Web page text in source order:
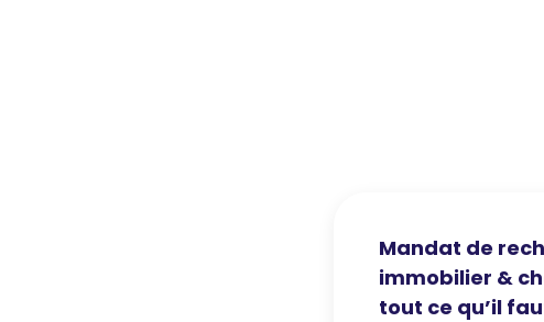
Mandat de
immobilier &
tout ce qu’il